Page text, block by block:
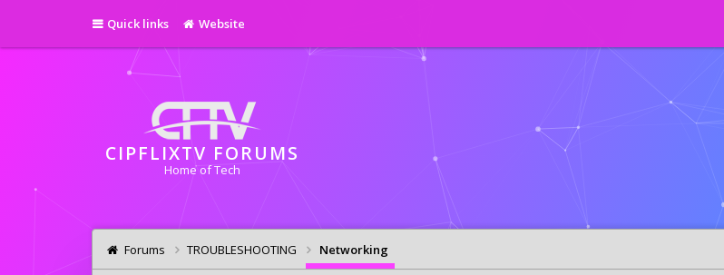
Quick links Website
CIPFLIXTV FORUMS
Home of Tech
Forums TROUBLESHOOTING Networking